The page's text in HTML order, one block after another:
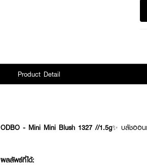
Product Detail
ODBO - Mini Mini Blush 1327 //1.5g✨ บลัชออน
ผลลัพธ์ที่ได้: